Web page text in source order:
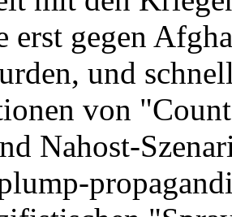
erst gegen
und
von
Nahost-